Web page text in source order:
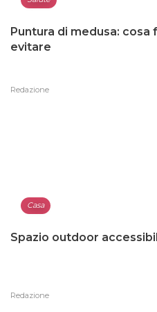
Puntura di medusa:
evitare
Redazione
Casa
Spazio outdoor
Redazione